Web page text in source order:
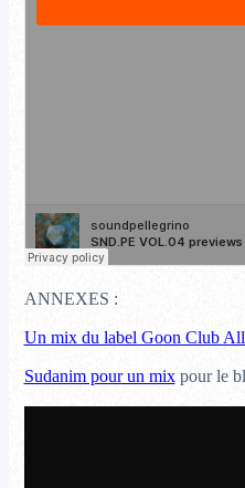
ANNEXES :
Un mix du label Goon Club
Sudanim pour un mixpour le